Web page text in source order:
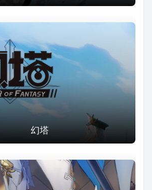
幻塔